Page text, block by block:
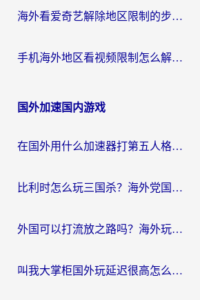
海外看爱奇艺解除地区限制的步骤与注意事项详解：留学生必看的无卡顿追剧指南
手机海外地区看视频限制怎么解决？海外党追剧看片的实用指南
国外加速国内游戏
在国外用什么加速器打第五人格？留学生亲测：这6个功能才是关键！
比利时怎么玩三国杀？海外党国服游戏加速器终极指南（附问道CODOL优化方案）
外国可以打流放之路吗？海外玩家国服游戏畅玩终极指南（附实测推荐）
叫我大掌柜国外玩延迟很高怎么办？海外党亲测的国服游戏加速全攻略